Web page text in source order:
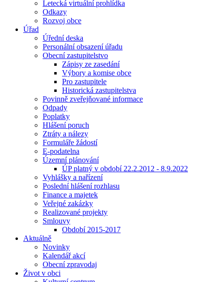
Letecká virtuální prohlídka
Odkazy
Rozvoj obce
Úřad
Úřední deska
Personální obsazení úřadu
Obecní zastupitelstvo
Zápisy ze zasedání
Výbory a komise obce
Pro zastupitele
Historická zastupitelstva
Povinně zveřejňované informace
Odpady
Poplatky
Hlášení poruch
Ztráty a nálezy
Formuláře žádostí
E-podatelna
Územní plánování
ÚP platný v období 22.2.2012 - 8.9.2022
Vyhlášky a nařízení
Poslední hlášení rozhlasu
Finance a majetek
Veřejné zakázky
Realizované projekty
Smlouvy
Období 2015-2017
Aktuálně
Novinky
Kalendář akcí
Obecní zpravodaj
Život v obci